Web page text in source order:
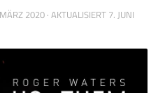
2020 · AKTUALISIERT 7. JUNI